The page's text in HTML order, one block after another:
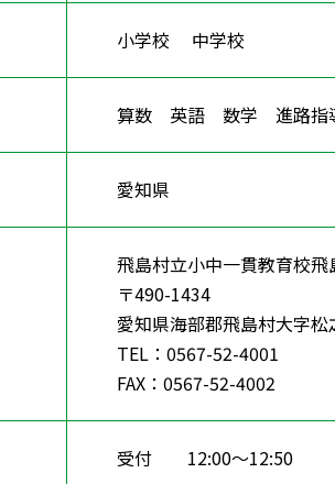
小学校 中学校
算数 英語 数学 進路
愛知県
飛島村立小中一貫教育校
〒490-1434
愛知県海部郡飛島村大字
TEL：0567-52-4001
FAX：0567-52-4002
受付 12:00～12:50